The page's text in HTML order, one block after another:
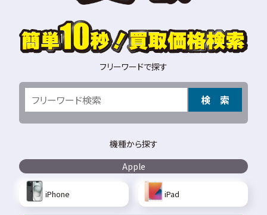
フリーワードで探す
検 索
機種から探す
Apple
iPhone iPad